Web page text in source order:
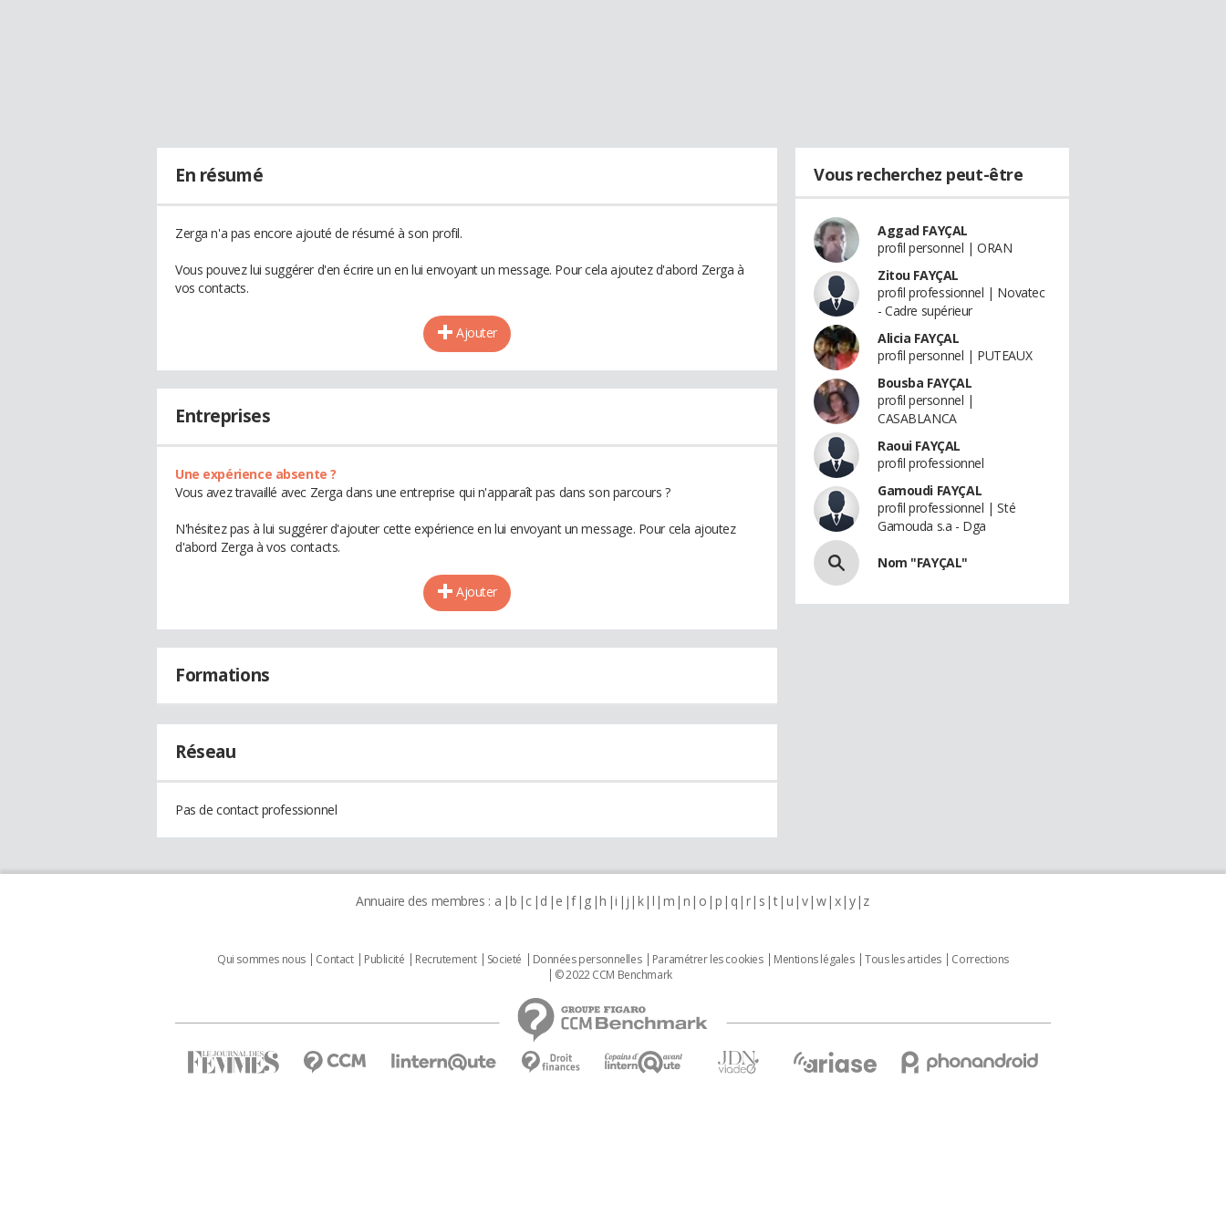
En résumé
Zerga n'a pas encore ajouté de résumé à son profil.
Vous pouvez lui suggérer d'en écrire un en lui envoyant un message. Pour cela ajoutez d'abord Zerga à
vos contacts.
Ajouter
Entreprises
Une expérience absente ?
Vous avez travaillé avec Zerga dans une entreprise qui n'apparaît pas dans son parcours ?
N'hésitez pas à lui suggérer d'ajouter cette expérience en lui envoyant un message. Pour cela ajoutez
d'abord Zerga à vos contacts.
Ajouter
Formations
Réseau
Pas de contact professionnel
Vous recherchez peut-être
Aggad FAYÇAL
profil personnel | ORAN
Zitou FAYÇAL
profil professionnel | Novatec
- Cadre supérieur
Alicia FAYÇAL
profil personnel | PUTEAUX
Bousba FAYÇAL
profil personnel |
CASABLANCA
Raoui FAYÇAL
profil professionnel
Gamoudi FAYÇAL
profil professionnel | Sté
Gamouda s.a - Dga
Nom "FAYÇAL"
Annuaire des membres : a b c d e f g h i j k l m n o p q r s t u v w x y z
Qui sommes nous Contact Publicité Recrutement Societé Données personnelles Paramétrer les cookies Mentions légales Tous les articles
Corrections
© 2022 CCM Benchmark